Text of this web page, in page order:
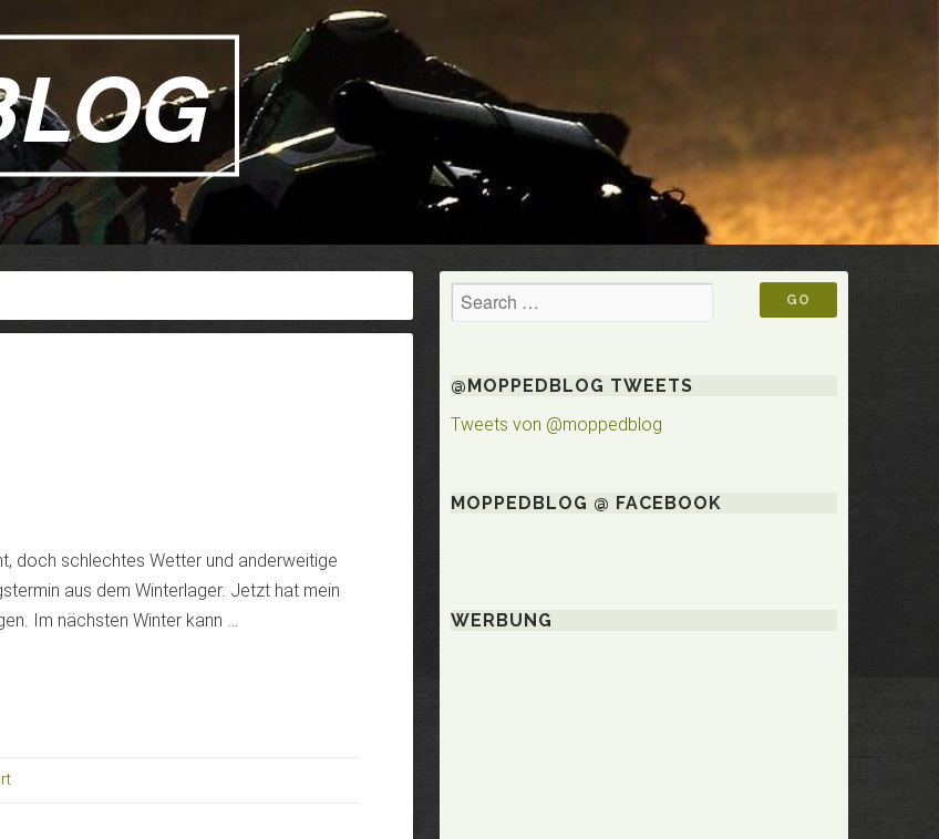
doch schlechtes Wetter und anderweitige
aus dem Winterlager. Jetzt hat mein
Im nächsten Winter kann …
@MOPPEDBLOG TWEETS
Tweets von @moppedblog
MOPPEDBLOG @ FACEBOOK
WERBUNG